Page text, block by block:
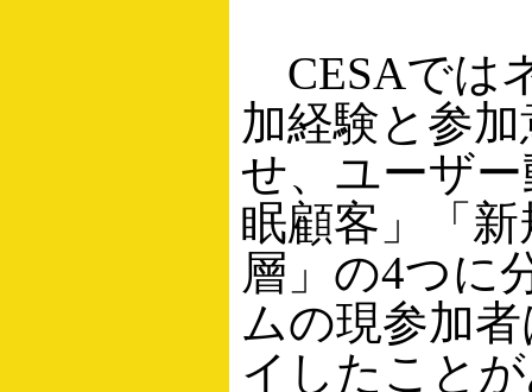
CESAでは
加経験と参
せ、ユーザ
眠顧客」「
層」の4つに
ムの現参加
イしたこと